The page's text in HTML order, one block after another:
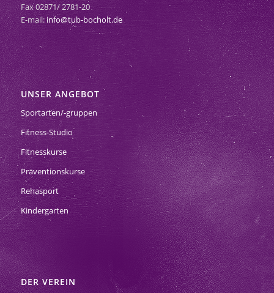
Fax 02871/ 2781-20
E-mail:info@tub-bocholt.de
UNSER ANGEBOT
Sportarten/-gruppen
Fitness-Studio
Fitnesskurse
Präventionskurse
Rehasport
Kindergarten
DER VEREIN